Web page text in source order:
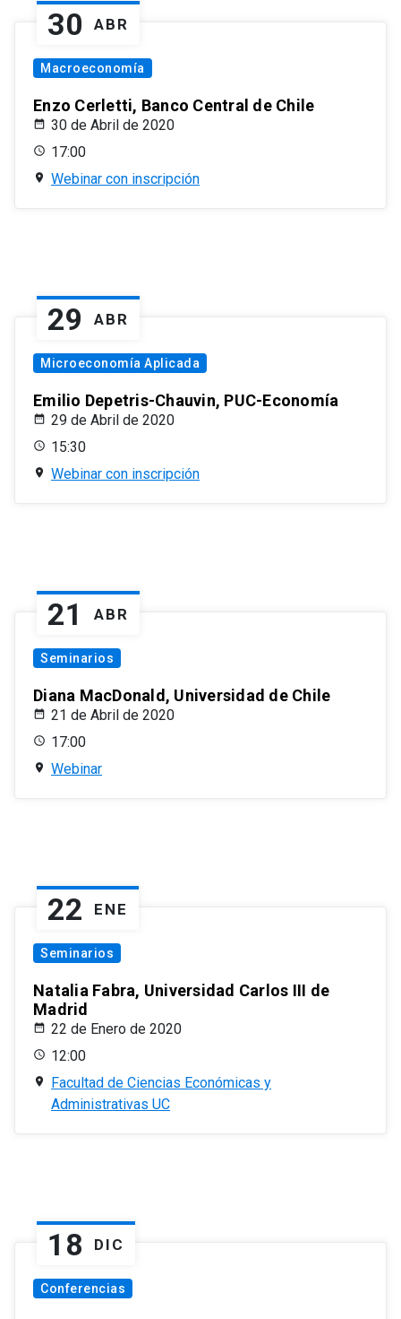
30 ABR
Macroeconomía
Enzo Cerletti, Banco Central de Chile
30 de Abril de 2020
17:00
Webinar con inscripción
29 ABR
Microeconomía Aplicada
Emilio Depetris-Chauvin, PUC-Economía
29 de Abril de 2020
15:30
Webinar con inscripción
21 ABR
Seminarios
Diana MacDonald, Universidad de Chile
21 de Abril de 2020
17:00
Webinar
22 ENE
Seminarios
Natalia Fabra, Universidad Carlos III de
Madrid
22 de Enero de 2020
12:00
Facultad de Ciencias Económicas y
Administrativas UC
18 DIC
Conferencias